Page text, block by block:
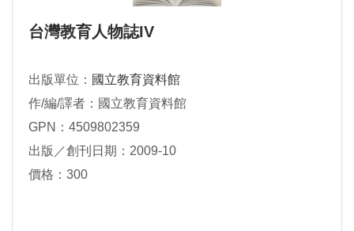
台灣教育人物誌IV
出版單位： 國立教育資料館
作/編/譯者：國立教育資料館
GPN：4509802359
出版／創刊日期：2009-10
價格：300